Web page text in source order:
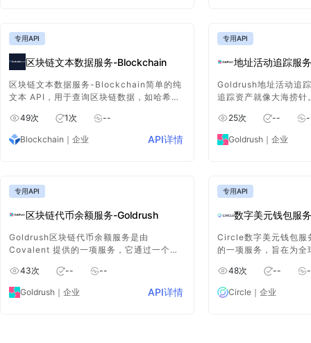
专用API
区块链文本数据服务-Blockchain
区块链文本数据服务-Blockchain简单的纯
文本 API，用于查询区块链数据，如哈希
49次 1 次 --
Blockchain ｜企业 API详情
专用API
地址活动追踪服
Goldrush地址活动追
追踪资产就像大海捞
多条链中活跃的时间和
25次 --
Goldrush ｜企业
专用API
区块链代币余额服务-Goldrush
Goldrush区块链代币余额服务是由
Covalent 提供的一项服务，它通过一个单
地获取多种区块链网络上钱包的 ERC20 代
币余额、以及代币的实时价格等信息。
43次 -- --
Goldrush ｜企业 API详情
专用API
数字美元钱包服
Circle数字美元钱包
的一项服务，旨在为全
特别是针对数字美元
字货币）的存储、转移
48次 --
Circle ｜企业